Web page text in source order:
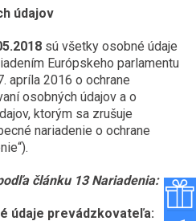
FORLED
O NÁS
S LED OSVETLENÍM
BLOG
VRÁTENIA PEŇAZÍ
3 A 5 ROKOV
REFLEKTORY
SENZOROM
A LAMPY
LED SVETLÁ
PANELY
STROPOV
DO INTERIÉRU
údajov
sú všetky osobné údaje
Európskeho parlamentu
apríla 2016 o ochrane
osobných údajov a o
ktorým sa zrušuje
nariadenie o ochrane
článku 13 Nariadenia:
údaje prevádzkovateľa: